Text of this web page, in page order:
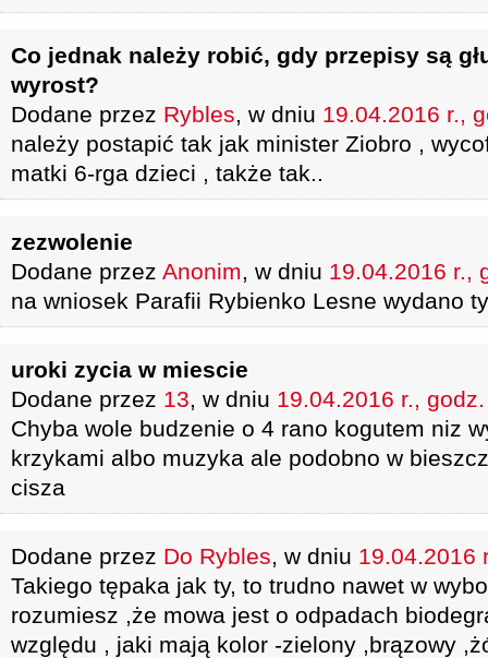
Co jednak należy robić, gdy przepisy są
wyrost?
Dodane przez Rybles, w dniu 19.04.2016 r.,
należy postapić tak jak minister Ziobro ,
matki 6-rga dzieci , także tak..
zezwolenie
Dodane przez Anonim, w dniu 19.04.2016 r.,
na wniosek Parafii Rybienko Lesne wydano
uroki zycia w miescie
Dodane przez 13, w dniu 19.04.2016 r.,
Chyba wole budzenie o 4 rano kogutem niz
krzykami albo muzyka ale podobno w
cisza
Dodane przez Do Rybles, w dniu 19.04.2016
Takiego tępaka jak ty, to trudno nawet w
rozumiesz ,że mowa jest o odpadach
względu , jaki mają kolor -zielony ,brązowy